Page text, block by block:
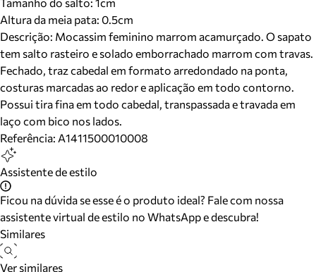
Altura da meia pata: 0.5cm
Descrição: Mocassim feminino marrom acamurçado. O sapato
tem salto rasteiro e solado emborrachado marrom com travas.
Fechado, traz cabedal em formato arredondado na ponta,
costuras marcadas ao redor e aplicação em todo contorno.
Possui tira fina em todo cabedal, transpassada e travada em
laço com bico nos lados.
Referência: A1411500010008
Assistente de estilo
Ficou na dúvida se esse é o produto ideal? Fale com nossa
assistente virtual de estilo no WhatsApp e descubra!
Similares
Ver similares